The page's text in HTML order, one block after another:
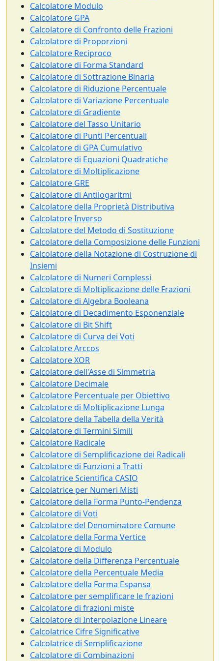
Calcolatore Modulo
Calcolatore GPA
Calcolatore di Confronto delle Frazioni
Calcolatore di Proporzioni
Calcolatore Reciproco
Calcolatore di Forma Standard
Calcolatore di Sottrazione Binaria
Calcolatore di Riduzione Percentuale
Calcolatore di Variazione Percentuale
Calcolatore di Gradiente
Calcolatore del Tasso Unitario
Calcolatore di Punti Percentuali
Calcolatore di GPA Cumulativo
Calcolatore di Equazioni Quadratiche
Calcolatore di Moltiplicazione
Calcolatore GRE
Calcolatore di Antilogaritmi
Calcolatore della Proprietà Distributiva
Calcolatore Inverso
Calcolatore del Metodo di Sostituzione
Calcolatore della Composizione delle Funzioni
Calcolatore della Notazione di Costruzione di
Insiemi
Calcolatore di Numeri Complessi
Calcolatore di Moltiplicazione delle Frazioni
Calcolatore di Algebra Booleana
Calcolatore di Decadimento Esponenziale
Calcolatore di Bit Shift
Calcolatore di Curva dei Voti
Calcolatore Arccos
Calcolatore XOR
Calcolatore dell'Asse di Simmetria
Calcolatore Decimale
Calcolatore Percentuale per Obiettivo
Calcolatore di Moltiplicazione Lunga
Calcolatore della Tabella della Verità
Calcolatore di Termini Simili
Calcolatore Radicale
Calcolatore di Semplificazione dei Radicali
Calcolatore di Funzioni a Tratti
Calcolatrice Scientifica CASIO
Calcolatrice per Numeri Misti
Calcolatore della Forma Punto-Pendenza
Calcolatore di Voti
Calcolatore del Denominatore Comune
Calcolatore della Forma Vertice
Calcolatore di Modulo
Calcolatore della Differenza Percentuale
Calcolatore della Percentuale Media
Calcolatore della Forma Espansa
Calcolatore per semplificare le frazioni
Calcolatore di frazioni miste
Calcolatore di Interpolazione Lineare
Calcolatrice Cifre Significative
Calcolatrice di Semplificazione
Calcolatore di Combinazioni